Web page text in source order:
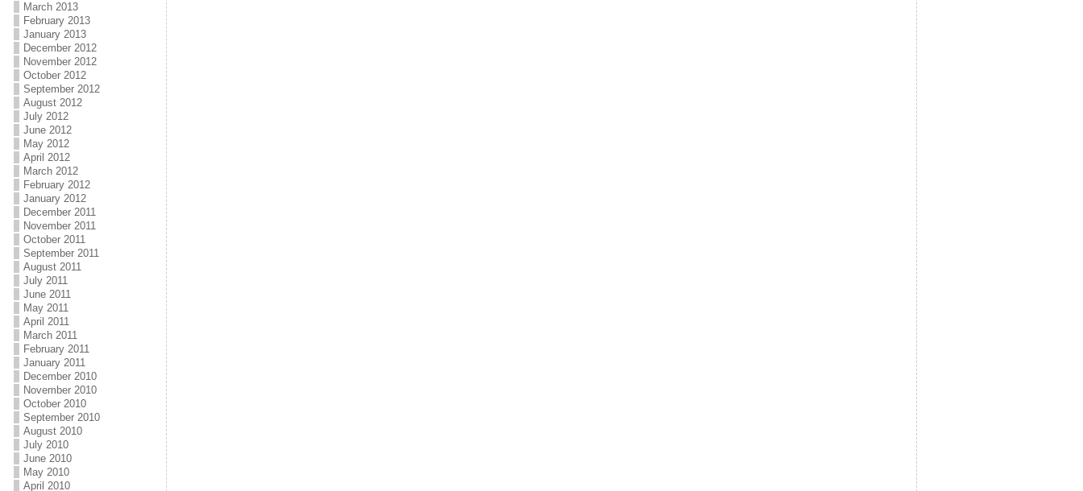
March 2013
February 2013
January 2013
December 2012
November 2012
October 2012
September 2012
August 2012
July 2012
June 2012
May 2012
April 2012
March 2012
February 2012
January 2012
December 2011
November 2011
October 2011
September 2011
August 2011
July 2011
June 2011
May 2011
April 2011
March 2011
February 2011
January 2011
December 2010
November 2010
October 2010
September 2010
August 2010
July 2010
June 2010
May 2010
April 2010